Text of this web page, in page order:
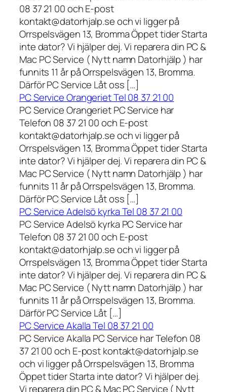
08 37 21 00 och E-post
kontakt@datorhjalp.se och vi ligger på
Orrspelsvägen 13, Bromma Öppet tider Starta
inte dator? Vi hjälper dej. Vi reparera din PC &
Mac PC Service ( Nytt namn Datorhjälp ) har
funnits 11 år på Orrspelsvägen 13, Bromma.
Därför PC Service Låt oss […]
PC Service Orangeriet Tel 08 37 21 00
PC Service Orangeriet PC Service har
Telefon 08 37 21 00 och E-post
kontakt@datorhjalp.se och vi ligger på
Orrspelsvägen 13, Bromma Öppet tider Starta
inte dator? Vi hjälper dej. Vi reparera din PC &
Mac PC Service ( Nytt namn Datorhjälp ) har
funnits 11 år på Orrspelsvägen 13, Bromma.
Därför PC Service Låt oss […]
PC Service Adelsö kyrka Tel 08 37 21 00
PC Service Adelsö kyrka PC Service har
Telefon 08 37 21 00 och E-post
kontakt@datorhjalp.se och vi ligger på
Orrspelsvägen 13, Bromma Öppet tider Starta
inte dator? Vi hjälper dej. Vi reparera din PC &
Mac PC Service ( Nytt namn Datorhjälp ) har
funnits 11 år på Orrspelsvägen 13, Bromma.
Därför PC Service Låt […]
PC Service Akalla Tel 08 37 21 00
PC Service Akalla PC Service har Telefon 08
37 21 00 och E-post kontakt@datorhjalp.se
och vi ligger på Orrspelsvägen 13, Bromma
Öppet tider Starta inte dator? Vi hjälper dej.
Vi reparera din PC & Mac PC Service ( Nytt